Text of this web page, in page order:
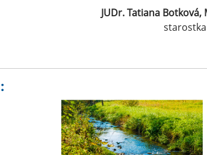
JUDr. Tatiana Botková,